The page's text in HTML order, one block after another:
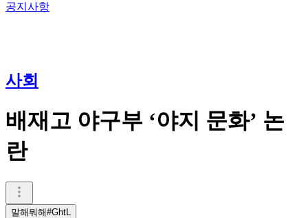
공지사항
사회
배재고 야구부 ‘야지 문화’ 논
란
말해뭐해#GhtL